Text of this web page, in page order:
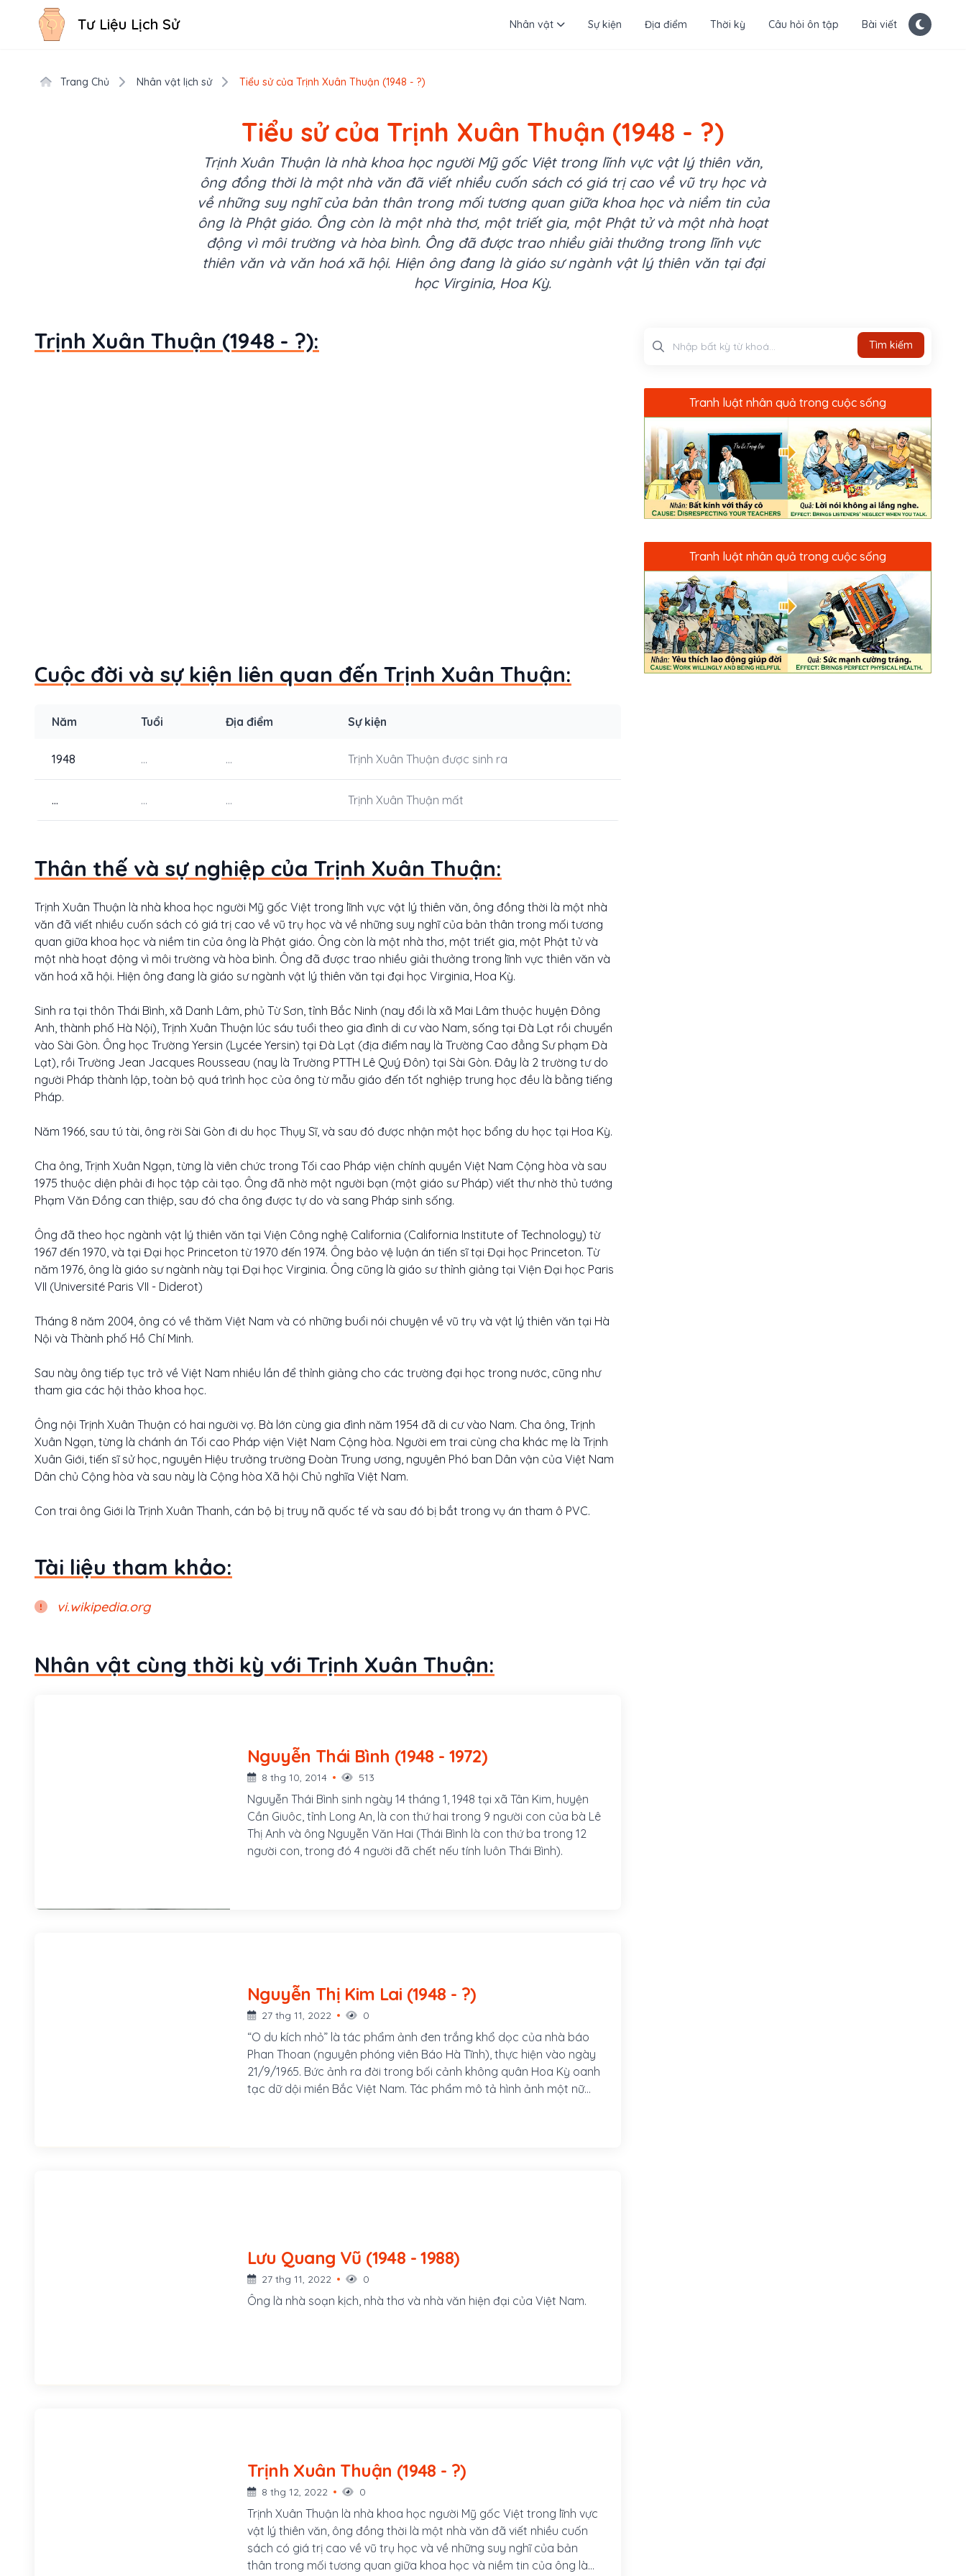
Tư Liệu Lịch Sử Nhân vật Sự kiện Địa điểm Thời kỳ Câu hỏi ôn tập Bài viết
Trang Chủ Nhân vật lịch sử Tiểu sử của Trịnh Xuân Thuận (1948 - ?)
Tiểu sử của Trịnh Xuân Thuận (1948 - ?)
Trịnh Xuân Thuận là nhà khoa học người Mỹ gốc Việt trong lĩnh vực vật lý thiên văn,
ông đồng thời là một nhà văn đã viết nhiều cuốn sách có giá trị cao về vũ trụ học và
về những suy nghĩ của bản thân trong mối tương quan giữa khoa học và niềm tin của
ông là Phật giáo. Ông còn là một nhà thơ, một triết gia, một Phật tử và một nhà hoạt
động vì môi trường và hòa bình. Ông đã được trao nhiều giải thưởng trong lĩnh vực
thiên văn và văn hoá xã hội. Hiện ông đang là giáo sư ngành vật lý thiên văn tại đại
học Virginia, Hoa Kỳ.
Trịnh Xuân Thuận (1948 - ?):
Cuộc đời và sự kiện liên quan đến Trịnh Xuân Thuận:
Năm Tuổi Địa điểm Sự kiện
1948 ... ... Trịnh Xuân Thuận được sinh ra
... ... ... Trịnh Xuân Thuận mất
Thân thế và sự nghiệp của Trịnh Xuân Thuận:
Trịnh Xuân Thuận là nhà khoa học người Mỹ gốc Việt trong lĩnh vực vật lý thiên văn, ông đồng thời là một nhà
văn đã viết nhiều cuốn sách có giá trị cao về vũ trụ học và về những suy nghĩ của bản thân trong mối tương
quan giữa khoa học và niềm tin của ông là Phật giáo. Ông còn là một nhà thơ, một triết gia, một Phật tử và
một nhà hoạt động vì môi trường và hòa bình. Ông đã được trao nhiều giải thưởng trong lĩnh vực thiên văn và
văn hoá xã hội. Hiện ông đang là giáo sư ngành vật lý thiên văn tại đại học Virginia, Hoa Kỳ.
Sinh ra tại thôn Thái Bình, xã Danh Lâm, phủ Từ Sơn, tỉnh Bắc Ninh (nay đổi là xã Mai Lâm thuộc huyện Đông
Anh, thành phố Hà Nội), Trịnh Xuân Thuận lúc sáu tuổi theo gia đình di cư vào Nam, sống tại Đà Lạt rồi chuyển
vào Sài Gòn. Ông học Trường Yersin (Lycée Yersin) tại Đà Lạt (địa điểm nay là Trường Cao đẳng Sư phạm Đà
Lạt), rồi Trường Jean Jacques Rousseau (nay là Trường PTTH Lê Quý Đôn) tại Sài Gòn. Đây là 2 trường tư do
người Pháp thành lập, toàn bộ quá trình học của ông từ mẫu giáo đến tốt nghiệp trung học đều là bằng tiếng
Pháp.
Năm 1966, sau tú tài, ông rời Sài Gòn đi du học Thụy Sĩ, và sau đó được nhận một học bổng du học tại Hoa Kỳ.
Cha ông, Trịnh Xuân Ngạn, từng là viên chức trong Tối cao Pháp viện chính quyền Việt Nam Cộng hòa và sau
1975 thuộc diện phải đi học tập cải tạo. Ông đã nhờ một người bạn (một giáo sư Pháp) viết thư nhờ thủ tướng
Phạm Văn Đồng can thiệp, sau đó cha ông được tự do và sang Pháp sinh sống.
Ông đã theo học ngành vật lý thiên văn tại Viện Công nghệ California (California Institute of Technology) từ
1967 đến 1970, và tại Đại học Princeton từ 1970 đến 1974. Ông bảo vệ luận án tiến sĩ tại Đại học Princeton. Từ
năm 1976, ông là giáo sư ngành này tại Đại học Virginia. Ông cũng là giáo sư thỉnh giảng tại Viện Đại học Paris
VII (Université Paris VII - Diderot)
Tháng 8 năm 2004, ông có về thăm Việt Nam và có những buổi nói chuyện về vũ trụ và vật lý thiên văn tại Hà
Nội và Thành phố Hồ Chí Minh.
Sau này ông tiếp tục trở về Việt Nam nhiều lần để thỉnh giảng cho các trường đại học trong nước, cũng như
tham gia các hội thảo khoa học.
Ông nội Trịnh Xuân Thuận có hai người vợ. Bà lớn cùng gia đình năm 1954 đã di cư vào Nam. Cha ông, Trịnh
Xuân Ngạn, từng là chánh án Tối cao Pháp viện Việt Nam Cộng hòa. Người em trai cùng cha khác mẹ là Trịnh
Xuân Giới, tiến sĩ sử học, nguyên Hiệu trưởng trường Đoàn Trung ương, nguyên Phó ban Dân vận của Việt Nam
Dân chủ Cộng hòa và sau này là Cộng hòa Xã hội Chủ nghĩa Việt Nam.
Con trai ông Giới là Trịnh Xuân Thanh, cán bộ bị truy nã quốc tế và sau đó bị bắt trong vụ án tham ô PVC.
Tài liệu tham khảo:
vi.wikipedia.org
Nhân vật cùng thời kỳ với Trịnh Xuân Thuận:
Nguyễn Thái Bình (1948 - 1972)
8 thg 10, 2014 513
Nguyễn Thái Bình sinh ngày 14 tháng 1, 1948 tại xã Tân Kim, huyện
Cần Giuôc, tỉnh Long An, là con thứ hai trong 9 người con của bà Lê
Thị Anh và ông Nguyễn Văn Hai (Thái Bình là con thứ ba trong 12
người con, trong đó 4 người đã chết nếu tính luôn Thái Bình).
Nguyễn Thị Kim Lai (1948 - ?)
27 thg 11, 2022 0
“O du kích nhỏ” là tác phẩm ảnh đen trắng khổ dọc của nhà báo
Phan Thoan (nguyên phóng viên Báo Hà Tĩnh), thực hiện vào ngày
21/9/1965. Bức ảnh ra đời trong bối cảnh không quân Hoa Kỳ oanh
tạc dữ dội miền Bắc Việt Nam. Tác phẩm mô tả hình ảnh một nữ
Lưu Quang Vũ (1948 - 1988)
27 thg 11, 2022 0
Ông là nhà soạn kịch, nhà thơ và nhà văn hiện đại của Việt Nam.
Trịnh Xuân Thuận (1948 - ?)
8 thg 12, 2022 0
Trịnh Xuân Thuận là nhà khoa học người Mỹ gốc Việt trong lĩnh vực
vật lý thiên văn, ông đồng thời là một nhà văn đã viết nhiều cuốn
sách có giá trị cao về vũ trụ học và về những suy nghĩ của bản
thân trong mối tương quan giữa khoa học và niềm tin của ông là
Tìm kiếm
Tranh luật nhân quả trong cuộc sống
Tranh luật nhân quả trong cuộc sống